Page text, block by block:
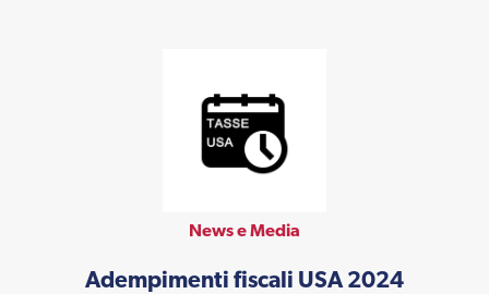
News e Media
Adempimenti fiscali USA 2024